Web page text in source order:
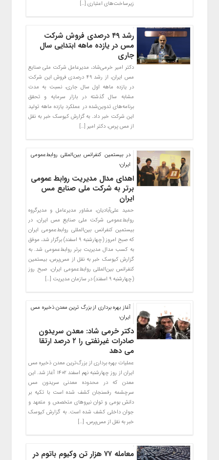
زیرساخت‌های اعتباری […]
رشد ۴۹ درصدی فروش شرکت
مس در یازده ماهه ابتدایی سال
جاری
دکتر امیر خرمی‌شاد، مدیرعامل شرکت ملی صنایع
مس ایران، از رشد ۴۹ درصدی فروش این شرکت
در یازده ماهه اول سال جاری، نسبت به مدت
مشابه سال گذشته در بازار سرمایه و تحقق
برنامه‌های تدوین‌شده در عملکرد یازده ماهه تولید
این شرکت خبر داد. به گزارش کیوسک خبر به نقل
از مس پرس، دکتر امیر […]
در بیستمین کنفرانس بین‌المللی روابط‌عمومی
ایران؛
اهدای مدال مدیریت روابط عمومی
برتر به شرکت ملی صنایع مس
ایران
حمید علی‌آبادیان، مشاور مدیرعامل و مدیرگروه
روابط‌عمومی شرکت ملی صنایع مس ایران، در
بیستمین کنفرانس بین‌المللی روابط‌عمومی ایران
که صبح امروز (چهارشنبه ۹ اسفند) برگزار شد، موفق
به کسب مدال مدیریت برتر روابط‌عمومی شد. به
گزارش کیوسک خبر به نقل از مس‌پرس، بیستمین
کنفرانس بین‌المللی روابط‌عمومی ایران، صبح روز
(چهارشنبه ۹ اسفند) در سازمان مدیریت […]
آغاز بهره برداری از بزرگ ترین معدن ذخیره مس
ایران؛
دکتر خرمی شاد: معدن سریدون
صادرات غیرنفتی را ۲ درصد ارتقا
می دهد
عملیات بهره برداری از بزرگ‌ترین معدن ذخیره مس
ایران از روز چهارشنبه نهم اسفند ۱۴۰۲ آغاز شد. این
معدن که در محدوده معدنی سریدون مس
سرچشمه رفسنجان کشف شده است با تکیه بر
دانش بومی و توان نیروهای متخصص و متعهد و
جوان داخلی کشف شده است. به گزارش کیوسک
خبر به نقل از مس‌پرس، […]
معامله ۷۷ هزار تن وکیوم باتوم در